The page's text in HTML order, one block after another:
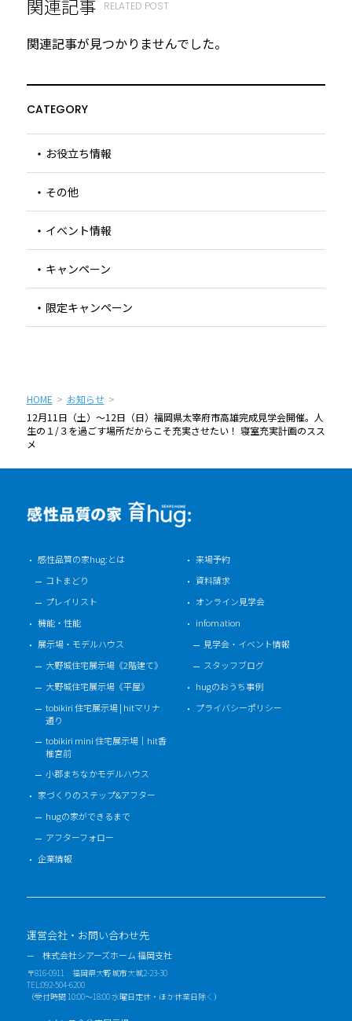
関連記事 RELATED POST
関連記事が見つかりませんでした。
CATEGORY
お役立ち情報
その他
イベント情報
キャンペーン
限定キャンペーン
HOME
お知らせ
12月11日（土）〜12日（日）福岡県太宰府市高雄完成見学会開催。人
生の１/３を過ごす場所だからこそ充実させたい！ 寝室充実計画のスス
メ
感性品質の家hug:とは
コトまどり
プレイリスト
機能・性能
展示場・モデルハウス
大野城住宅展示場《2階建て》
大野城住宅展示場《平屋》
tobikiri 住宅展示場 | hitマリナ
通り
tobikiri mini 住宅展示場｜hit香
椎宮前
小郡まちなかモデルハウス
家づくりのステップ&アフター
hugの家ができるまで
アフターフォロー
企業情報
来場予約
資料請求
オンライン見学会
infomation
見学会・イベント情報
スタッフブログ
hugのおうち事例
プライバシーポリシー
運営会社・お問い合わせ先
株式会社シアーズホーム 福岡支社
〒816-0911 福岡県大野城市大城2-23-30
TEL:092-504-6200
（受付時間 10:00～18:00 水曜日定休・ほか休業日除く）